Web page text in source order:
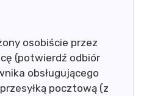
osobiście przez
(potwierdź odbiór
obsługującego
pocztową (z